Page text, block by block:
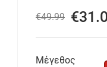
€49.99
Μέγεθος